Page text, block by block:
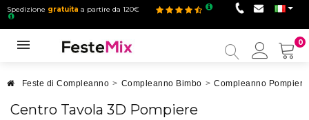
Spedizione gratuita a partire da 120€
0
mio
Feste di Compleanno > Compleanno Bimbo > Compleanno Pompiere
Centro Tavola 3D Pompiere